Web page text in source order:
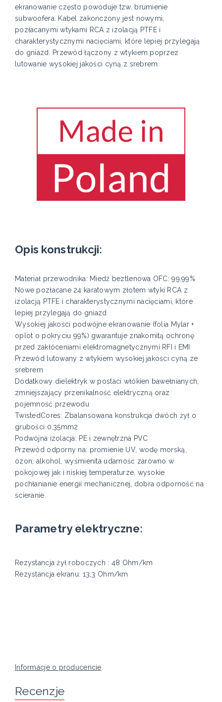
ekranowanie często powoduje tzw. brumienie
subwoofera. Kabel zakończony jest nowymi,
pozłacanymi wtykami RCA z izolacją PTFE i
charakterystycznymi nacięciami, które lepiej przylegają
do gniazd. Przewód łączony z wtykiem poprzez
lutowanie wysokiej jakości cyną z srebrem.
Opis konstrukcji:
Materiał przewodnika: Miedź beztlenowa OFC: 99.99%
Nowe pozłacane 24 karatowym złotem wtyki RCA z
izolacją PTFE i charakterystycznymi nacięciami, które
lepiej przylegają do gniazd
Wysokiej jakości podwójne ekranowanie (folia Mylar +
oplot o pokryciu 99%) gwarantuje znakomitą ochronę
przed zakłóceniami elektromagnetycznymi RFI i EMI
Przewód lutowany z wtykiem wysokiej jakości cyną ze
srebrem
Dodatkowy dielektryk w postaci włókien bawełnianych,
zmniejszający przenikalność elektryczną oraz
pojemność przewodu
TwistedCores: Zbalansowana konstrukcja dwóch żył o
grubości 0,35mm2
Podwójna izolacja: PE i zewnętrzna PVC
Przewód odporny na: promienie UV, wodę morską,
ozon, alkohol, wyśmienita udarność zarówno w
pokojowej jak i niskiej temperaturze, wysokie
pochłanianie energii mechanicznej, dobra odporność na
ścieranie.
Parametry elektryczne:
Rezystancja żył roboczych : 48 Ohm/km
Rezystancja ekranu: 13,3 Ohm/km
Informacje o producencie
Recenzje